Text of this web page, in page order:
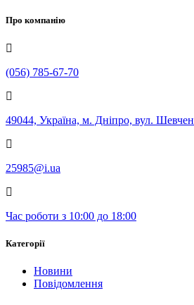
Про компанію
(056) 785-67-70
49044, Україна, м. Дніпро, вул.
25985@i.ua
Час роботи з 10:00 до 18:00
Категорії
Новини
Повідомлення